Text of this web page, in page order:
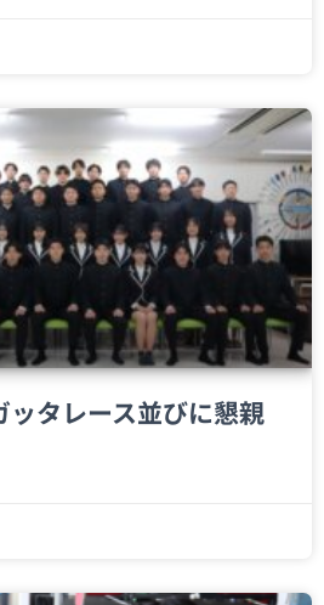
タレース並びに懇親